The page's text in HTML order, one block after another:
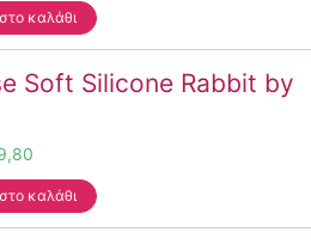
καλάθι
Soft Silicone Rabbit by
καλάθι